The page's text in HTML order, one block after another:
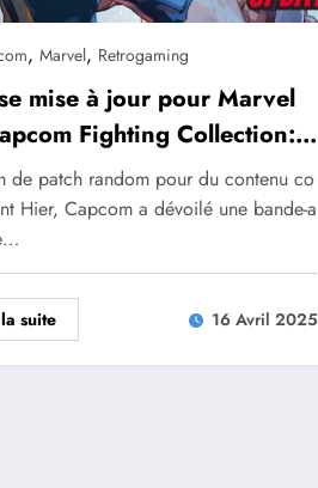
,Marvel, Retrogaming
mise à jour pour Marvel
Fighting Collection:
Classics
de patch random pour du contenu co
Hier, Capcom a dévoilé une bande-a
suite 16 Avril 2025